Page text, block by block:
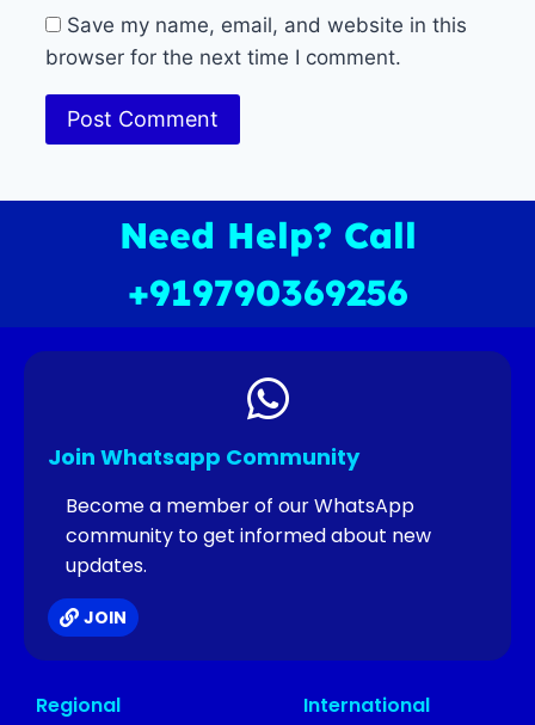
Save my name, email, and website in this
browser for the next time I comment.
Need Help? Call
+919790369256
Join Whatsapp Community
Become a member of our WhatsApp
community to get informed about new
updates.
JOIN
Regional International